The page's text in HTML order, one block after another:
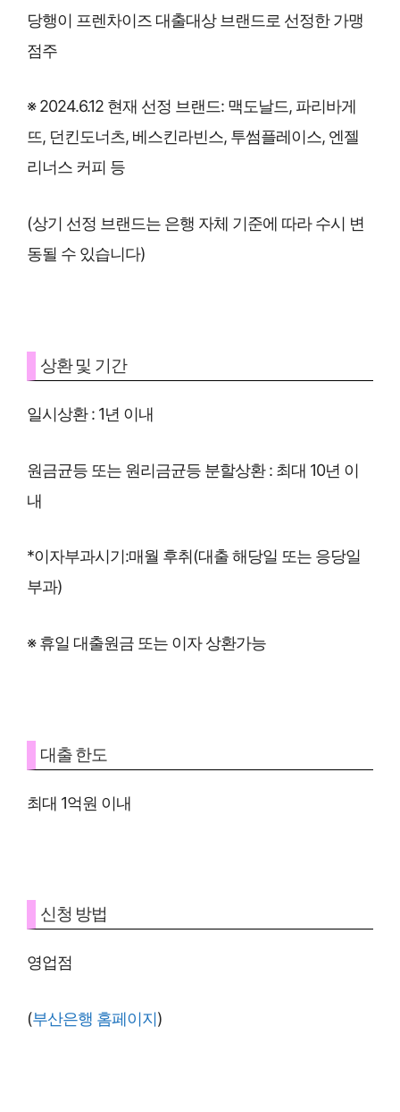
당행이 프렌차이즈 대출대상 브랜드로 선정한 가맹
점주
※ 2024.6.12 현재 선정 브랜드: 맥도날드, 파리바게
뜨, 던킨도너츠, 베스킨라빈스, 투썸플레이스, 엔젤
리너스 커피 등
(상기 선정 브랜드는 은행 자체 기준에 따라 수시 변
동될 수 있습니다)
상환 및 기간
일시상환 : 1년 이내
원금균등 또는 원리금균등 분할상환 : 최대 10년 이
내
*이자부과시기:매월 후취(대출 해당일 또는 응당일
부과)
※ 휴일 대출원금 또는 이자 상환가능
대출 한도
최대 1억원 이내
신청 방법
영업점
(부산은행 홈페이지)